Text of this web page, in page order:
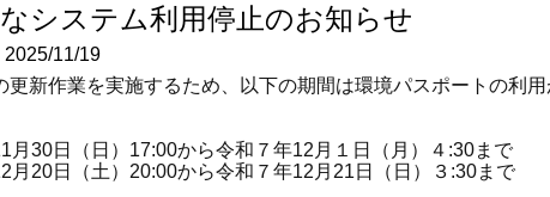
システム利用停止のお知らせ
2025/11/19
更新作業を実施するため、以下の期間は環境パスポートの利
月30日（日）17:00から令和７年12月１日（月）４:30まで
月20日（土）20:00から令和７年12月21日（日）３:30まで